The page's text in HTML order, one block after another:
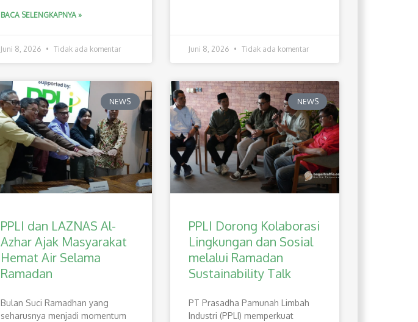
BACA SELENGKAPNYA »
Juni 8, 2026 Tidak ada komentar Juni 8, 2026 Tidak ada komentar
NEWS
PPLI dan LAZNAS Al-
Azhar Ajak Masyarakat
Hemat Air Selama
Ramadan
Bulan Suci Ramadhan yang
seharusnya menjadi momentum
NEWS
PPLI Dorong Kolaborasi
Lingkungan dan Sosial
melalui Ramadan
Sustainability Talk
PT Prasadha Pamunah Limbah
Industri (PPLI) memperkuat